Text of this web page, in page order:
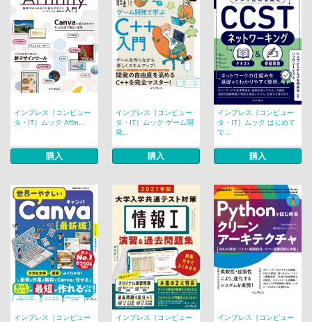
インプレス［コンピュー
タ・IT］ムック Affin...
購入
インプレス［コンピュー
タ・IT］ムック ゲーム開
発...
購入
インプレス［コンピュー
タ・IT］ムック はじめて
で...
購入
インプレス［コンピュー
インプレス［コンピュー
インプレス［コンピュー